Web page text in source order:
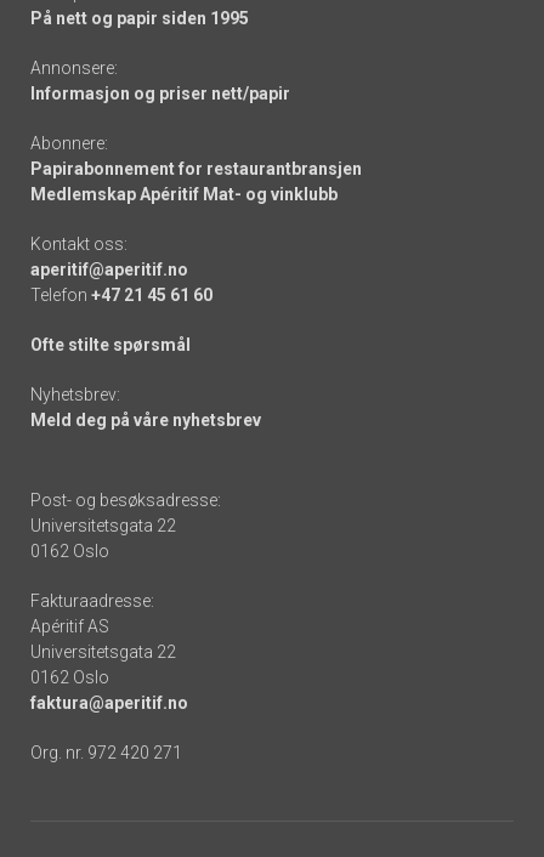
På nett og papir siden 1995
Annonsere:
Informasjon og priser nett/papir
Abonnere:
Papirabonnement for restaurantbransjen
Medlemskap Apéritif Mat- og vinklubb
Kontakt oss:
aperitif@aperitif.no
Telefon +47 21 45 61 60
Ofte stilte spørsmål
Nyhetsbrev:
Meld deg på våre nyhetsbrev
Post- og besøksadresse:
Universitetsgata 22
0162 Oslo
Fakturaadresse:
Apéritif AS
Universitetsgata 22
0162 Oslo
faktura@aperitif.no
Org. nr. 972 420 271